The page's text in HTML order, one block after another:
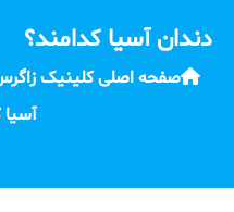
دندان آسیا کدامند؟
صفحه اصلی کلینیک